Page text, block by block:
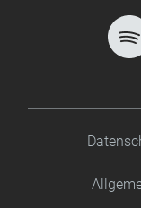
Footer bottom